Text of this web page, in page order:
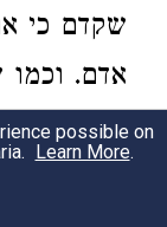
שקדם כי
אדם. וכמו
וכבר
יא ב)
possible on
Learn More.